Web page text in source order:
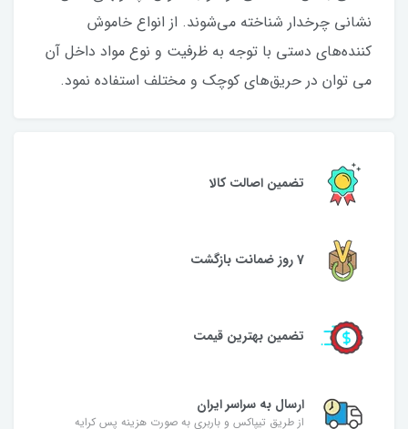
نشانی چرخدار شناخته می‌شوند. از انواع خاموش
کننده‌های دستی با توجه به ظرفیت و نوع مواد داخل آن
می توان در حریق‌های کوچک و مختلف استفاده نمود.
تضمین اصالت کالا
7 روز ضمانت بازگشت
تضمین بهترین قیمت
ارسال به سراسر ایران
از طریق تیپاکس و باربری به صورت هزینه پس کرایه